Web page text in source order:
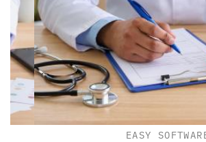
EASY SOFTWARE AG